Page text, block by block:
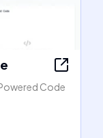
Code